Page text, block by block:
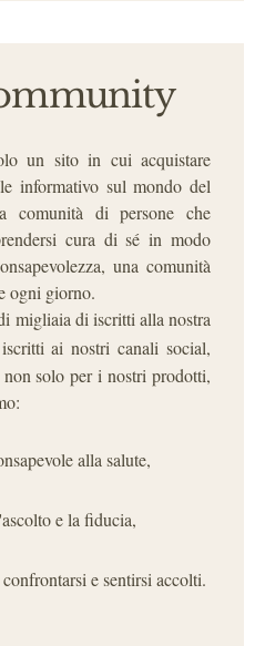
un sito in cui acquistare
informativo sul mondo del
comunità di persone che
cura di sé in modo
una comunità
ogni giorno.
migliaia di iscritti alla nostra
ai nostri canali social,
solo per i nostri prodotti,
alla salute,
e la fiducia,
e sentirsi accolti.